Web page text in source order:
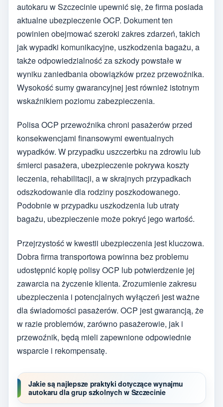
autokaru w Szczecinie upewnić się, że firma posiada
aktualne ubezpieczenie OCP. Dokument ten
powinien obejmować szeroki zakres zdarzeń, takich
jak wypadki komunikacyjne, uszkodzenia bagażu, a
także odpowiedzialność za szkody powstałe w
wyniku zaniedbania obowiązków przez przewoźnika.
Wysokość sumy gwarancyjnej jest również istotnym
wskaźnikiem poziomu zabezpieczenia.
Polisa OCP przewoźnika chroni pasażerów przed
konsekwencjami finansowymi ewentualnych
wypadków. W przypadku uszczerbku na zdrowiu lub
śmierci pasażera, ubezpieczenie pokrywa koszty
leczenia, rehabilitacji, a w skrajnych przypadkach
odszkodowanie dla rodziny poszkodowanego.
Podobnie w przypadku uszkodzenia lub utraty
bagażu, ubezpieczenie może pokryć jego wartość.
Przejrzystość w kwestii ubezpieczenia jest kluczowa.
Dobra firma transportowa powinna bez problemu
udostępnić kopię polisy OCP lub potwierdzenie jej
zawarcia na życzenie klienta. Zrozumienie zakresu
ubezpieczenia i potencjalnych wyłączeń jest ważne
dla świadomości pasażerów. OCP jest gwarancją, że
w razie problemów, zarówno pasażerowie, jak i
przewoźnik, będą mieli zapewnione odpowiednie
wsparcie i rekompensatę.
Jakie są najlepsze praktyki dotyczące wynajmu
autokaru dla grup szkolnych w Szczecinie